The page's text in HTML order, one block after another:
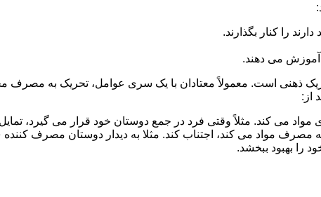
را کنار بگذارند.
آموزش می دهند.
ذهنی است. معمولاً معتادان با یک سری عوامل، تحریک به مصرف
از:
می کند. مثلاً وقتی فرد در جمع دوستان خود قرار می گیرد، تمایل
مصرف مواد می کند، اجتناب کند. مثلا به دیدار دوستان مصرف
را بهبود ببخشد.